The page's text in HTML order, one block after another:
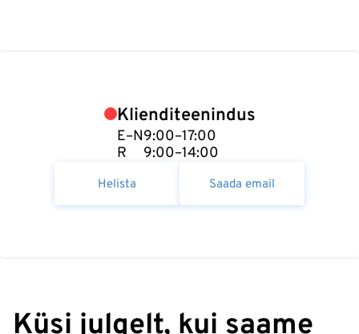
Klienditeenindus
E–N
R
9:00–17:00
9:00–14:00
Helista Saada email
Küsi julgelt, kui saame